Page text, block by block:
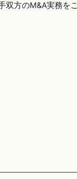
双方のM&A実務を